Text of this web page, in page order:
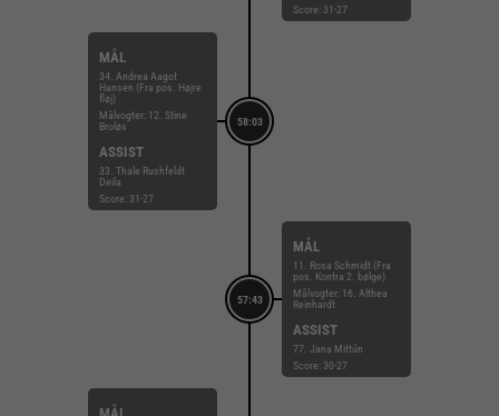
Score: 31-27
58:03
MÅL
34. Andrea Aagot
Hansen (Fra pos. Højre
fløj)
Målvogter: 12. Stine
Broløs
ASSIST
33. Thale Rushfeldt
Deila
Score: 31-27
57:43
MÅL
11. Rosa Schmidt (Fra
pos. Kontra 2. bølge)
Målvogter: 16. Althea
Reinhardt
ASSIST
77. Jana Mittún
Score: 30-27